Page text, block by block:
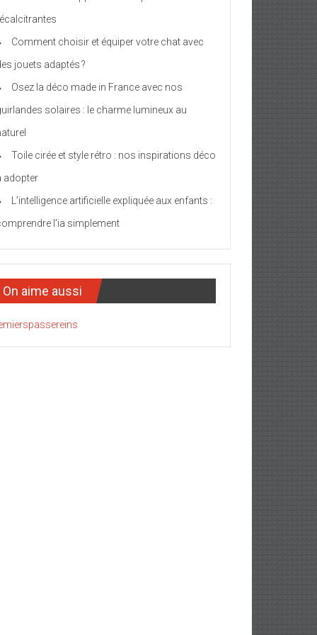
Comment choisir et équiper votre chat avec
jouets adaptés ?
Osez la déco made in France avec nos
solaires : le charme lumineux au
Toile cirée et style rétro : nos inspirations déco
adopter
L’intelligence artificielle expliquée aux enfants :
l’ia simplement
On aime aussi